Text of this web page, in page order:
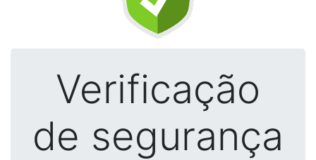
Verificação
de segurança